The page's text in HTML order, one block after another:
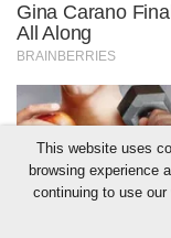
This website uses
browsing experience
continuing to use